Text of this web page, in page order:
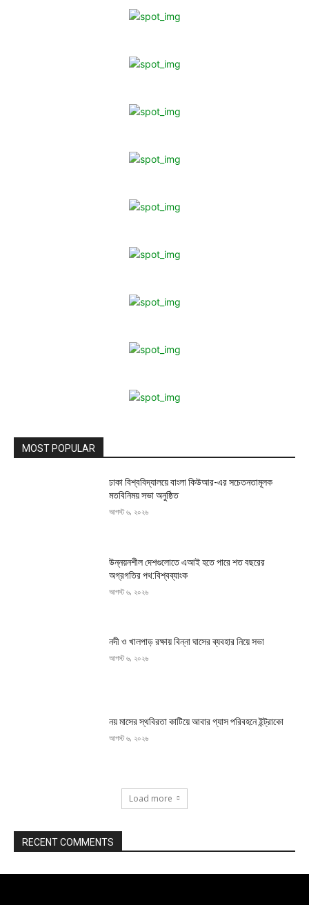
MOST POPULAR
ঢাকা বিশ্ববিদ্যালয়ে বাংলা কিউআর-এর সচেতনতামূলক
মতবিনিময় সভা অনুষ্ঠিত
আগস্ট ৬, ২০২৬
উন্নয়নশীল দেশগুলোতে এআই হতে পারে শত বছরের
অগ্রগতির পথ:বিশ্বব্যাংক
আগস্ট ৬, ২০২৬
নদী ও খালপাড় রক্ষায় বিন্না ঘাসের ব্যবহার নিয়ে সভা
আগস্ট ৬, ২০২৬
নয় মাসের স্থবিরতা কাটিয়ে আবার গ্যাস পরিবহনে ইন্ট্রাকো
আগস্ট ৬, ২০২৬
Load more
RECENT COMMENTS